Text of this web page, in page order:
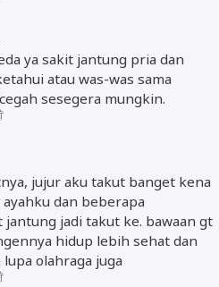
ya sakit jantung pria dan
atau was-was sama
sesegera mungkin.
jujur aku takut banget kena
dan beberapa
jantung jadi takut ke. bawaan gt
hidup lebih sehat dan
olahraga juga